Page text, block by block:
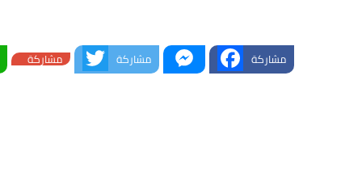
مشاركة Facebook
Messenger
مشاركة Twitterمشاركة